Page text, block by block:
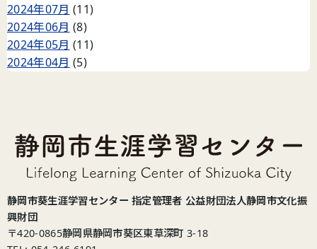
2024年07月 (11)
2024年06月 (8)
2024年05月 (11)
2024年04月 (5)
静岡市葵生涯学習センター 指定管理者 公益財団法人静岡市文化振
興財団
〒420-0865静岡県静岡市葵区東草深町 3-18